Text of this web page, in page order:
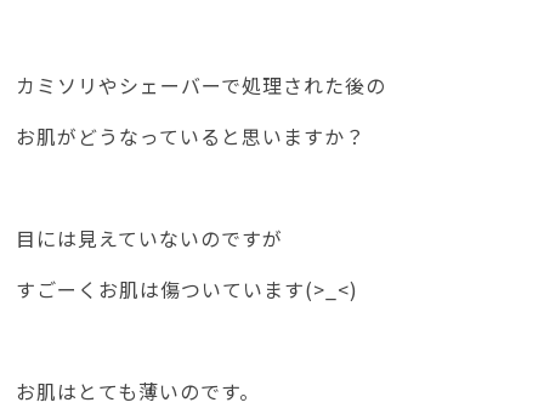
カミソリやシェーバーで処理された後の
お肌がどうなっていると思いますか？
目には見えていないのですが
すごーくお肌は傷ついています(>_<)
お肌はとても薄いのです。